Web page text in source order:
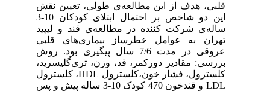
قلبی، هدف از این مطالعه‌ی طولی، تعیین نقش
این دو شاخص بر احتمال ابتلای کودکان 10-3
ساله‌ی شرکت کننده در مطالعه‌ی قند و لیپید
تهران به عوامل خطرساز بیماری‌های قلبی
عروقی در مدت 7/6 سال پیگیری بود. روش
بررسی: مقادیر دورکمر، قد، وزن، تری‌گلیسرید،
کلسترول، فشار خون،کلسترول HDL، کلسترول
LDL و قندخون 470 کودک 10-3 ساله پیش و پس